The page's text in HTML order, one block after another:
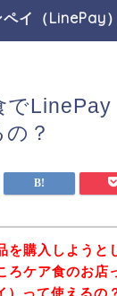
イ（LinePay）
で
？
を購入しようと
ろケア食のお店
って使えるの